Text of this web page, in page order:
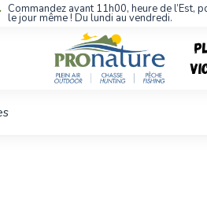
Commandez avant 11h00, heure de l’Est,
le jour même ! Du lundi au vendredi.